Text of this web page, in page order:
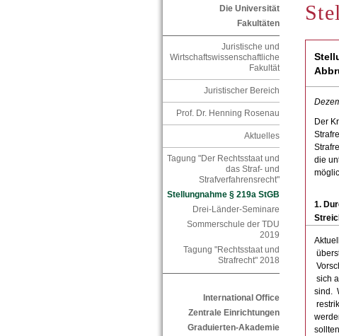
Die Universität
Fakultäten
Juristische und
Wirtschaftswissenschaftliche
Fakultät
Juristischer Bereich
Prof. Dr. Henning Rosenau
Aktuelles
Tagung "Der Rechtsstaat und
das Straf- und
Strafverfahrensrecht"
Stellungnahme § 219a StGB
Drei-Länder-Seminare
Sommerschule der TDU
2019
Tagung "Rechtsstaat und
Strafrecht" 2018
International Office
Zentrale Einrichtungen
Graduierten-Akademie
Der
die
1.
sich
sind.